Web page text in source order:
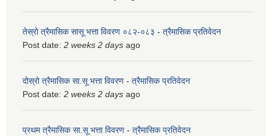
तेस्रो त्रैमासिक सासू भत्ता विवरण ०८२-०८३ - त्रैमासिक प्रतिवेदन
Post date: 2 weeks 2 days ago
दोस्रो त्रैमासिक सा.सू भत्ता विवरण - त्रैमासिक प्रतिवेदन
Post date: 2 weeks 2 days ago
प्रथम त्रैमासिक सा.सू भत्ता विवरण - त्रैमासिक प्रतिवेदन